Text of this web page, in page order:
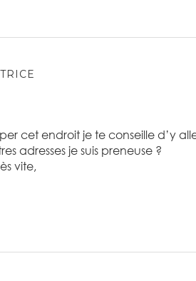
cet endroit je te conseille d’y
adresses je suis preneuse ?
vite,